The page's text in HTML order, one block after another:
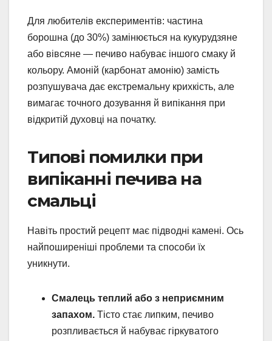
Для любителів експериментів: частина
борошна (до 30%) замінюється на кукурудзяне
або вівсяне — печиво набуває іншого смаку й
кольору. Амоній (карбонат амонію) замість
розпушувача дає екстремальну крихкість, але
вимагає точного дозування й випікання при
відкритій духовці на початку.
Типові помилки при
випіканні печива на
смальці
Навіть простий рецепт має підводні камені. Ось
найпоширеніші проблеми та способи їх
уникнути.
Смалець теплий або з неприємним
запахом. Тісто стає липким, печиво
розпливається й набуває гіркуватого